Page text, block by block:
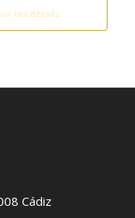
les détails
Cádiz